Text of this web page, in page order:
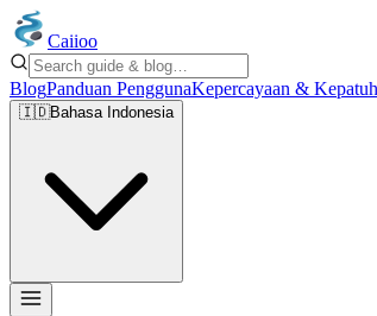
Caiioo
BlogPanduan PenggunaKepercayaan &
🇮🇩Bahasa Indonesia